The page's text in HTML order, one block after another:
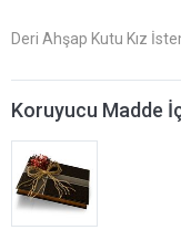
Deri Ahşap Kutu Kız
Koruyucu Madde